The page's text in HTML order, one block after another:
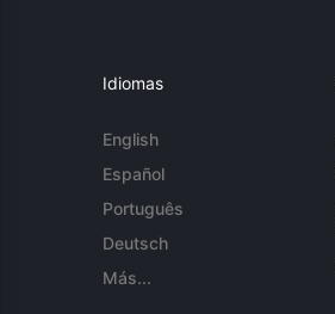
Idiomas
English
Español
Português
Deutsch
Más...